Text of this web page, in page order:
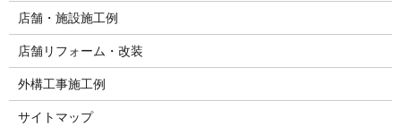
店舗・施設施工例
店舗リフォーム・改装
外構工事施工例
サイトマップ